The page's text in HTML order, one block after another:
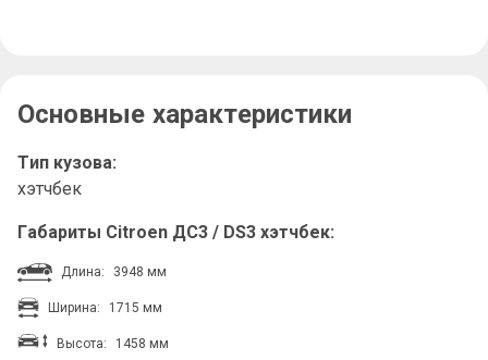
Основные характеристики
Тип кузова:
хэтчбек
Габариты Citroen ДС3 / DS3 хэтчбек:
Длина: 3948 мм
Ширина: 1715 мм
Высота: 1458 мм